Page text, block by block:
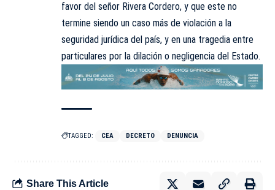
favor del señor Rivera Cordero, y que este no
termine siendo un caso más de violación a la
seguridad jurídica del país, y en una tragedia entre
particulares por la dilación o negligencia del Estado.
TAGGED: CEA DECRETO DENUNCIA
Share This Article